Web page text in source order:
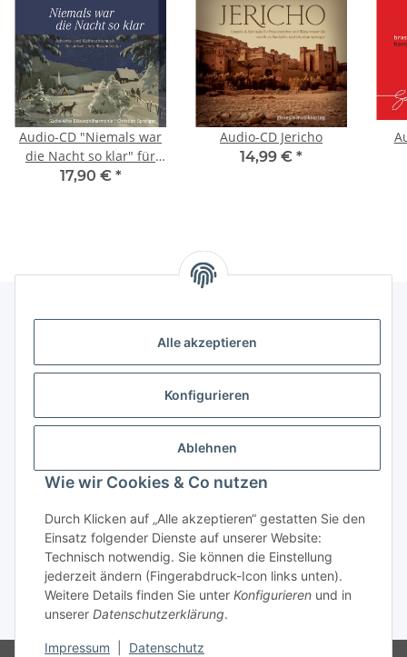
Alle akzeptieren
Konfigurieren
Ablehnen
Wie wir Cookies & Co nutzen
Durch Klicken auf „Alle akzeptieren“ gestatten Sie den
Einsatz folgender Dienste auf unserer Website:
Technisch notwendig. Sie können die Einstellung
jederzeit ändern (Fingerabdruck-Icon links unten).
Weitere Details finden Sie unter Konfigurieren und in
unserer Datenschutzerklärung.
Impressum Datenschutz
Audio-CD "Niemals war
die Nacht so klar" für
sinfonisches
17,90 € *
Audio-CD Jericho
14,99 € *
genesis musikverlag Christian Sprenger
34630 Gilserberg
E-Mail:anne.weckesser@genesis-musikverlag.de
Informationen
Gesetzliche Informationen
* Alle Preise inkl. gesetzlicher USt., zzgl.Versand